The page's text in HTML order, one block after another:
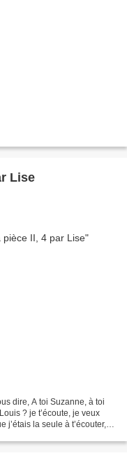
Lise
dire, A toi Suzanne, à toi
? je t’écoute, je veux
j’étais la seule à t’écouter,